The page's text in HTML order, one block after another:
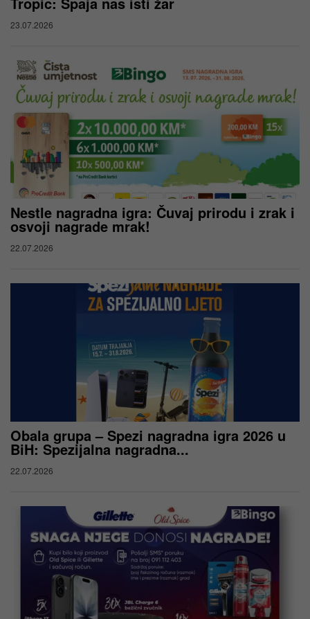
23.07.2026
Nestle nagradna igra: Čuvaj prirodu i zrak i
osvoji nagrade mrak!
22.07.2026
Obala grupa – Spezi nagradna igra 2026 u
BiH: Spezijalna nagradna...
22.07.2026